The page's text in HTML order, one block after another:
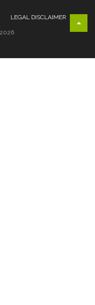
LEGAL DISCLAIMER